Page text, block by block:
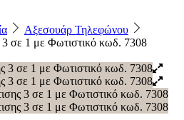
Αξεσουάρ Τηλεφώνου
σε 1 με Φωτιστικό κωδ. 7308